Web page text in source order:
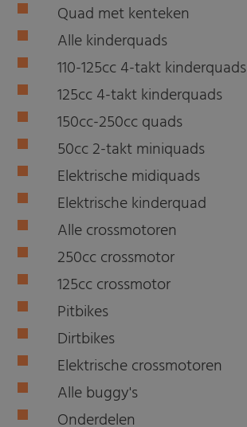
Quad met kenteken
Alle kinderquads
110-125cc 4-takt kinderquads
125cc 4-takt kinderquads
150cc-250cc quads
50cc 2-takt miniquads
Elektrische midiquads
Elektrische kinderquad
Alle crossmotoren
250cc crossmotor
125cc crossmotor
Pitbikes
Dirtbikes
Elektrische crossmotoren
Alle buggy's
Onderdelen